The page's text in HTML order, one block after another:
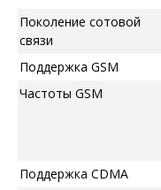
Поколение сотовой
связи
Поддержка GSM
Частоты GSM
Поддержка CDMA